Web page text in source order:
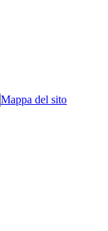
Mappa del sito